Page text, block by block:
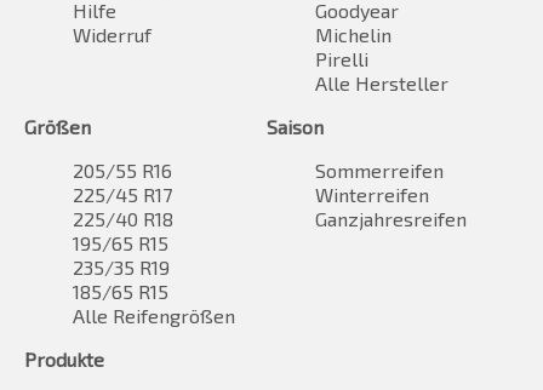
Hilfe
Widerruf
Goodyear
Michelin
Pirelli
Alle Hersteller
Größen
205/55 R16
225/45 R17
225/40 R18
195/65 R15
235/35 R19
185/65 R15
Alle Reifengrößen
Saison
Sommerreifen
Winterreifen
Ganzjahresreifen
Produkte